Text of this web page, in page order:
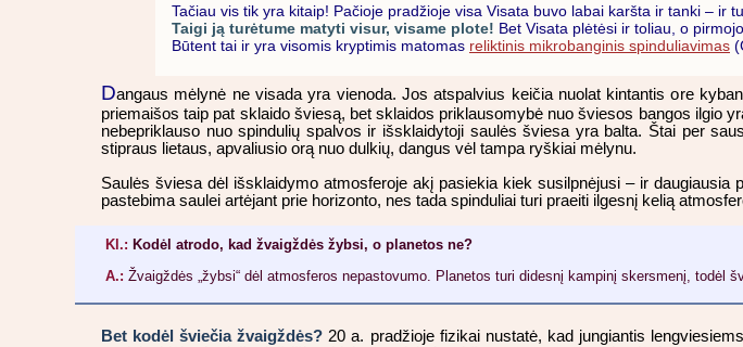
Tačiau vis tik yra kitaip! Pačioje pradžioje visa Visata buvo labai karšta ir tanki – ir
Taigi ją turėtume matyti visur, visame plote! Bet Visata plėtėsi ir toliau, o
Būtent tai ir yra visomis kryptimis matomas reliktinis mikrobanginis spinduliavimas
Dangaus mėlynė ne visada yra vienoda. Jos atspalvius keičia nuolat kintantis ore
priemaišos taip pat sklaido šviesą, bet sklaidos priklausomybė nuo šviesos bangos
nebepriklauso nuo spindulių spalvos ir išsklaidytoji saulės šviesa yra balta. Štai per
stipraus lietaus, apvaliusio orą nuo dulkių, dangus vėl tampa ryškiai mėlynu.
Saulės šviesa dėl išsklaidymo atmosferoje akį pasiekia kiek susilpnėjusi – ir
pastebima saulei artėjant prie horizonto, nes tada spinduliai turi praeiti ilgesnį kelią
Kl.: Kodėl atrodo, kad žvaigždės žybsi, o planetos ne?
A.: Žvaigždės „žybsi“ dėl atmosferos nepastovumo. Planetos turi didesnį kampinį skersmenį, todėl
Bet kodėl šviečia žvaigždės? 20 a. pradžioje fizikai nustatė, kad jungiantis